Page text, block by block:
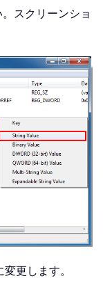
スクリーンショ
更します。